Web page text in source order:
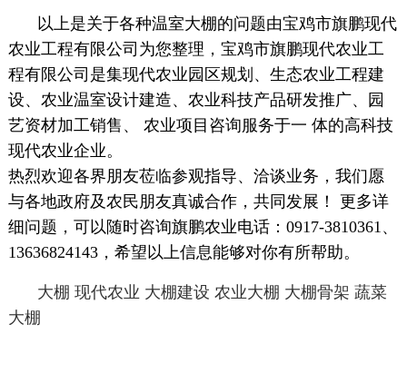
以上是关于各种温室大棚的问题由宝鸡市旗鹏现代
农业工程有限公司为您整理，宝鸡市旗鹏现代农业工
程有限公司是集现代农业园区规划、生态农业工程建
设、农业温室设计建造、农业科技产品研发推广、园
艺资材加工销售、 农业项目咨询服务于一 体的高科技
现代农业企业。
热烈欢迎各界朋友莅临参观指导、洽谈业务，我们愿
与各地政府及农民朋友真诚合作，共同发展！ 更多详
细问题，可以随时咨询旗鹏农业电话：0917-3810361、
13636824143，希望以上信息能够对你有所帮助。
大棚 现代农业 大棚建设 农业大棚 大棚骨架 蔬菜
大棚